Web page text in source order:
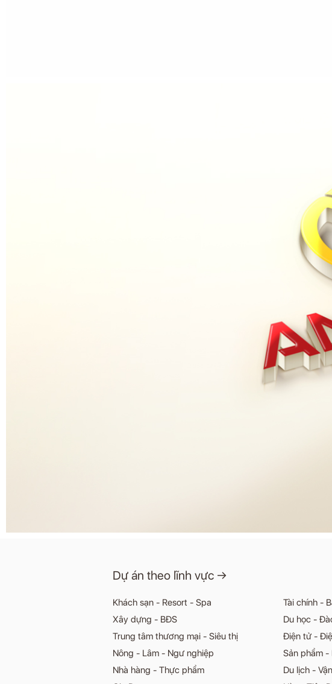
Dự án theo lĩnh vực →
Khách sạn - Resort - Spa Tài chính -
Xây dựng - BĐS
Du học -
Trung tâm thương mại - Siêu thị
Điện tử -
Nông - Lâm - Ngư nghiệp
Sản phẩm -
Nhà hàng - Thực phẩm
Du lịch -